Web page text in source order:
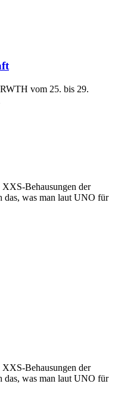
vom 25. bis 29.
Behausungen der
das, was man laut UNO für
Behausungen der
das, was man laut UNO für